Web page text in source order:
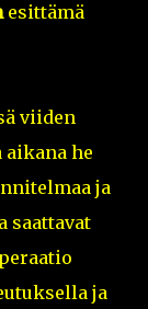
esittämä
viiden
he
ja
saattavat
ja